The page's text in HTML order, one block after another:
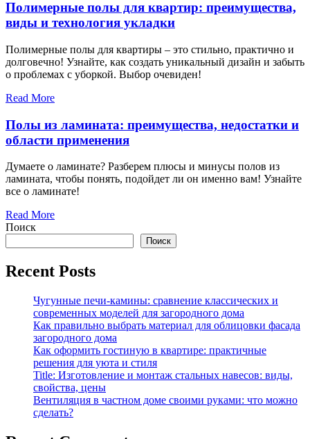
Полимерные полы для квартир: преимущества,
виды и технология укладки
Полимерные полы для квартиры – это стильно, практично и
долговечно! Узнайте, как создать уникальный дизайн и забыть
о проблемах с уборкой. Выбор очевиден!
Read More
Полы из ламината: преимущества, недостатки и
области применения
Думаете о ламинате? Разберем плюсы и минусы полов из
ламината, чтобы понять, подойдет ли он именно вам! Узнайте
все о ламинате!
Read More
Поиск
Поиск
Recent Posts
Чугунные печи-камины: сравнение классических и
современных моделей для загородного дома
Как правильно выбрать материал для облицовки фасада
загородного дома
Как оформить гостиную в квартире: практичные
решения для уюта и стиля
Title: Изготовление и монтаж стальных навесов: виды,
свойства, цены
Вентиляция в частном доме своими руками: что можно
сделать?